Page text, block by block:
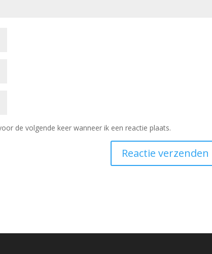
de volgende keer wanneer ik een reactie plaats.